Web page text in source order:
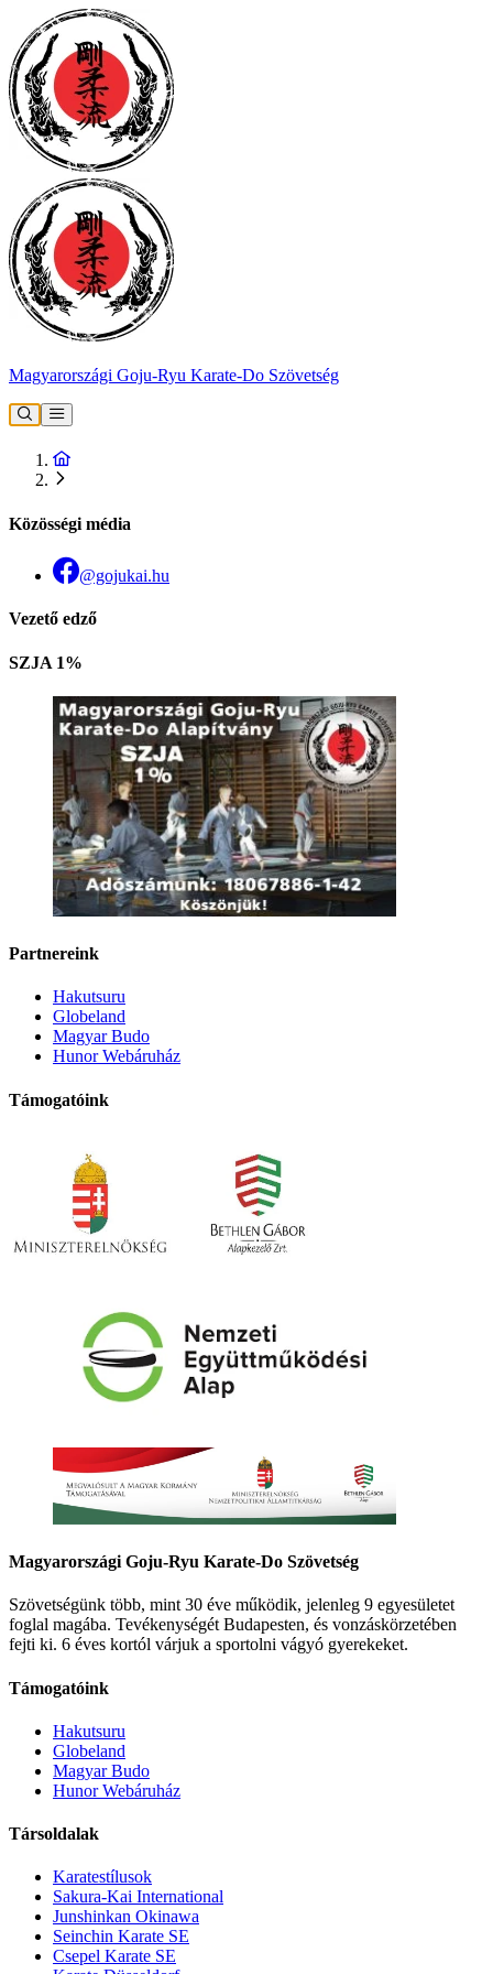
Magyarországi Goju-Ryu Karate-Do Szövetség
Közösségi média
@gojukai.hu
Vezető edző
SZJA 1%
Partnereink
Hakutsuru
Globeland
Magyar Budo
Hunor Webáruház
Támogatóink
Magyarországi Goju-Ryu Karate-Do Szövetség
Szövetségünk több, mint 30 éve működik, jelenleg 9 egyesületet
foglal magába. Tevékenységét Budapesten, és vonzáskörzetében
fejti ki. 6 éves kortól várjuk a sportolni vágyó gyerekeket.
Támogatóink
Hakutsuru
Globeland
Magyar Budo
Hunor Webáruház
Társoldalak
Karatestílusok
Sakura-Kai International
Junshinkan Okinawa
Seinchin Karate SE
Csepel Karate SE